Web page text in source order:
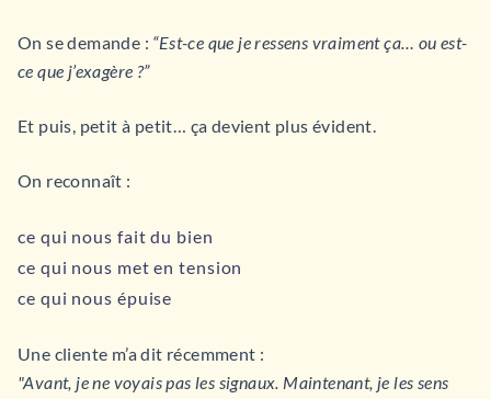
On se demande : “Est-ce que je ressens vraiment ça… ou est-
ce que j’exagère ?”
Et puis, petit à petit… ça devient plus évident.
On reconnaît :
ce qui nous fait du bien
ce qui nous met en tension
ce qui nous épuise
Une cliente m’a dit récemment :
"Avant, je ne voyais pas les signaux. Maintenant, je les sens